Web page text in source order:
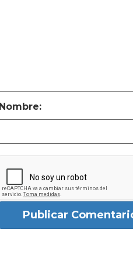
Nombre:
Publicar